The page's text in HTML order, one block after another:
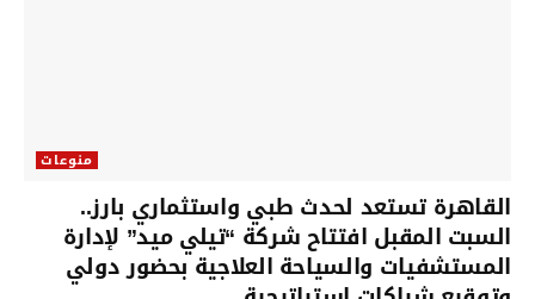
منوعات
القاهرة تستعد لحدث طبي واستثماري بارز..
السبت المقبل افتتاح شركة “تيلي ميد” لإدارة
المستشفيات والسياحة العلاجية بحضور دولي